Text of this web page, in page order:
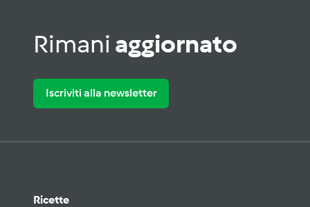
Rimani aggiornato
Iscriviti alla newsletter
Ricette